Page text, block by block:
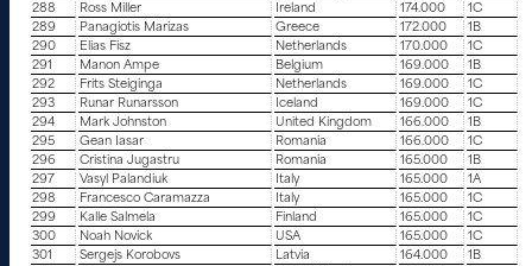
288
Ross Miller Ireland 174.000
1C
289
Panagiotis Marizas Greece 172.000
1B
290
Elias Fisz Netherlands 170.000
1C
291
Manon Ampe Belgium 169.000
1B
292
Frits Steiginga Netherlands 169.000
1C
293
Runar Runarsson Iceland 169.000
1C
294
Mark Johnston United Kingdom 166.000
1B
295
Gean Iasar Romania 166.000
1C
296
Cristina Jugastru Romania 165.000
1B
297
Vasyl Palandiuk Italy 165.000
1A
298
Francesco Caramazza Italy 165.000
1C
299
Kalle Salmela Finland 165.000
1C
300
Noah Novick USA 165.000
1C
301
Sergejs Korobovs Latvia 164.000
1B